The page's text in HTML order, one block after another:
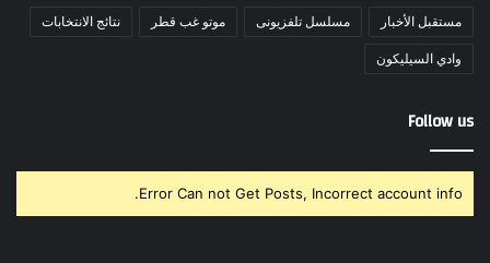
مستقبل الأخبار مسلسل تلفزيونى موتو غب قطر نتائج الانتخابات
وادي السيليكون
Follow us
Error Can not Get Posts, Incorrect account info.